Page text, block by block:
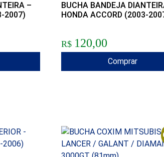
–
2007)
BUCHA BANDEJA
HONDA ACCORD (2003-
R$ 120,00
Comprar